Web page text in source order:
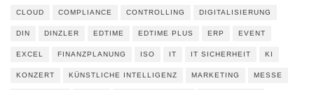
CLOUD COMPLIANCE CONTROLLING DIGITALISIERUNG
DIN DINZLER EDTIME EDTIME PLUS ERP EVENT
EXCEL FINANZPLANUNG ISO IT IT SICHERHEIT KI
KONZERT KÜNSTLICHE INTELLIGENZ MARKETING MESSE